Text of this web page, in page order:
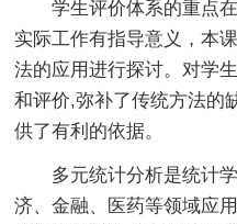
学生评价体系的重点在
实际工作有指导意义，本
法的应用进行探讨。对学
和评价,弥补了传统方法的
供了有利的依据。
多元统计分析是统计学
济、金融、医药等领域应